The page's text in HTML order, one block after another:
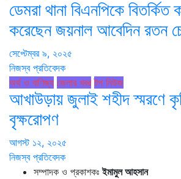
ডেমরা থানা বিএনপিকে বিতর্কিত
করেছেন জয়নাল আবেদিন রতন
সেপ্টেম্বর ৯, ২০২৫
নিজস্ব প্রতিবেদক
অর্থ ও বাণিজ্য জেলার খবর টপ নিউজ
আখাউড়ায় জুলাই শহীদ স্মরণে
বৃক্ষরোপণ
আগস্ট ১২, ২০২৫
নিজস্ব প্রতিবেদক
সম্পাদক ও প্রকাশকঃইমামুল আহসান